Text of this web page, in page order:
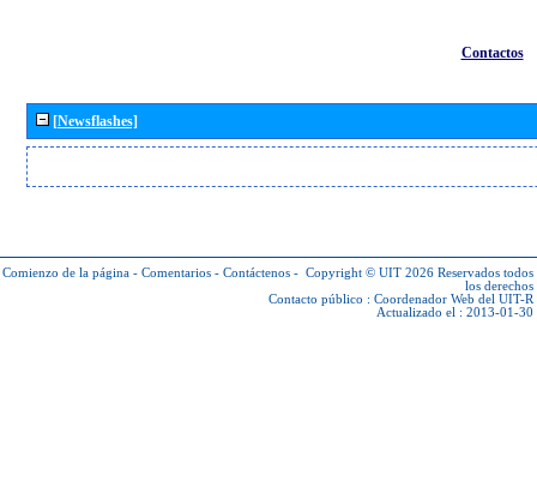
Contactos
[Newsflashes]
Comienzo de la página - Comentarios - Contáctenos - Copyright © UIT 2026 Reservados todos
los derechos
Contacto público : Coordenador Web del UIT-R
Actualizado el : 2013-01-30